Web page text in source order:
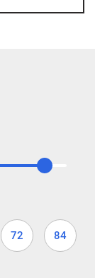
72 84